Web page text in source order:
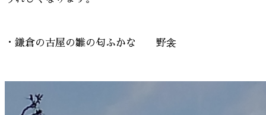
・鎌倉の古屋の雛の匂ふかな 野衾